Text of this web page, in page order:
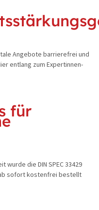
Angebote barrierefrei und
entlang zum Expertinnen-
für
die DIN SPEC 33429
sofort kostenfrei bestellt